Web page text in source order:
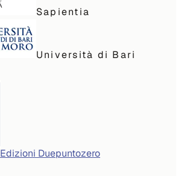
Sapientia
Università di Bari
Edizioni Duepuntozero